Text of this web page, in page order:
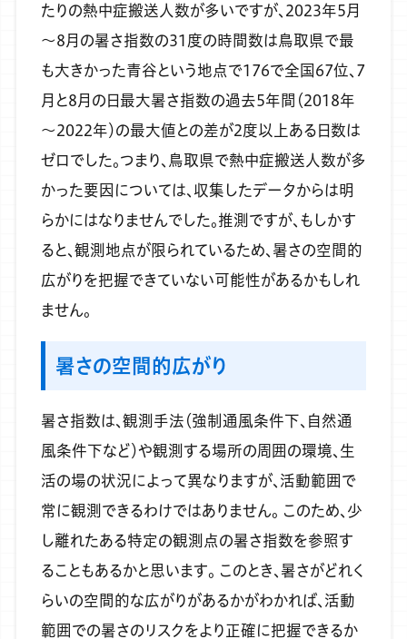
たりの熱中症搬送人数が多いですが、2023年5月
～8月の暑さ指数の31度の時間数は鳥取県で最
も大きかった青谷という地点で176で全国67位、7
月と8月の日最大暑さ指数の過去5年間（2018年
～2022年）の最大値との差が2度以上ある日数は
ゼロでした。つまり、鳥取県で熱中症搬送人数が多
かった要因については、収集したデータからは明
らかにはなりませんでした。推測ですが、もしかす
ると、観測地点が限られているため、暑さの空間的
広がりを把握できていない可能性があるかもしれ
ません。
暑さの空間的広がり
暑さ指数は、観測手法（強制通風条件下、自然通
風条件下など）や観測する場所の周囲の環境、生
活の場の状況によって異なりますが、活動範囲で
常に観測できるわけではありません。 このため、少
し離れたある特定の観測点の暑さ指数を参照す
ることもあるかと思います。 このとき、暑さがどれく
らいの空間的な広がりがあるかがわかれば、活動
範囲での暑さのリスクをより正確に把握できるか